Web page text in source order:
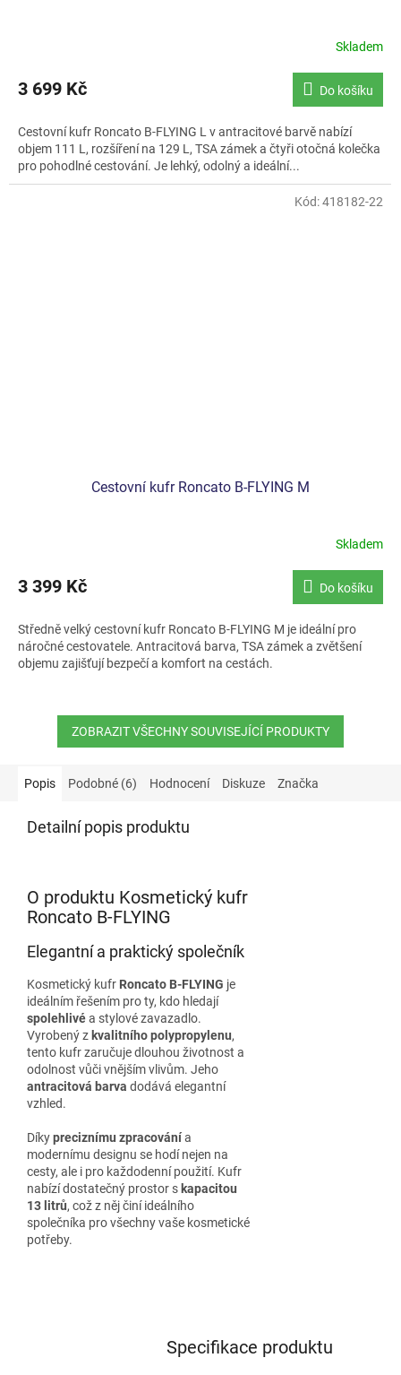
Skladem
3 699 Kč Do košíku
Cestovní kufr Roncato B-FLYING L v antracitové barvě nabízí
objem 111 L, rozšíření na 129 L, TSA zámek a čtyři otočná kolečka
pro pohodlné cestování. Je lehký, odolný a ideální...
Cestovní kufr Roncato B-FLYING M
Skladem
3 399 Kč Do košíku
Středně velký cestovní kufr Roncato B-FLYING M je ideální pro
náročné cestovatele. Antracitová barva, TSA zámek a zvětšení
objemu zajišťují bezpečí a komfort na cestách.
Kód:418182-22
ZOBRAZIT VŠECHNY SOUVISEJÍCÍ PRODUKTY
Popis Podobné (6) Hodnocení Diskuze Značka
Detailní popis produktu
O produktu Kosmetický kufr
Roncato B-FLYING
Elegantní a praktický společník
Kosmetický kufr Roncato B-FLYING je
ideálním řešením pro ty, kdo hledají
spolehlivéa stylové zavazadlo.
Vyrobený z kvalitního polypropylenu,
tento kufr zaručuje dlouhou životnost a
odolnost vůči vnějším vlivům. Jeho
antracitová barva dodává elegantní
vzhled.
Díkypreciznímu zpracovánía
modernímu designu se hodí nejen na
cesty, ale i pro každodenní použití. Kufr
nabízí dostatečný prostor s kapacitou
13 litrů, což z něj činí ideálního
společníka pro všechny vaše kosmetické
potřeby.
Specifikace produktu